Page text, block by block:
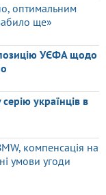
оптимальним
ще»
УЄФА щодо
українців в
компенсація на
умови угоди